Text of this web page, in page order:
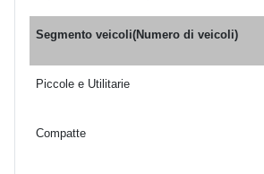
Segmento veicoli(Numero di veicoli)
Piccole e Utilitarie
Compatte